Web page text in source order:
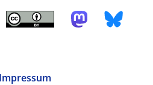
Impressum